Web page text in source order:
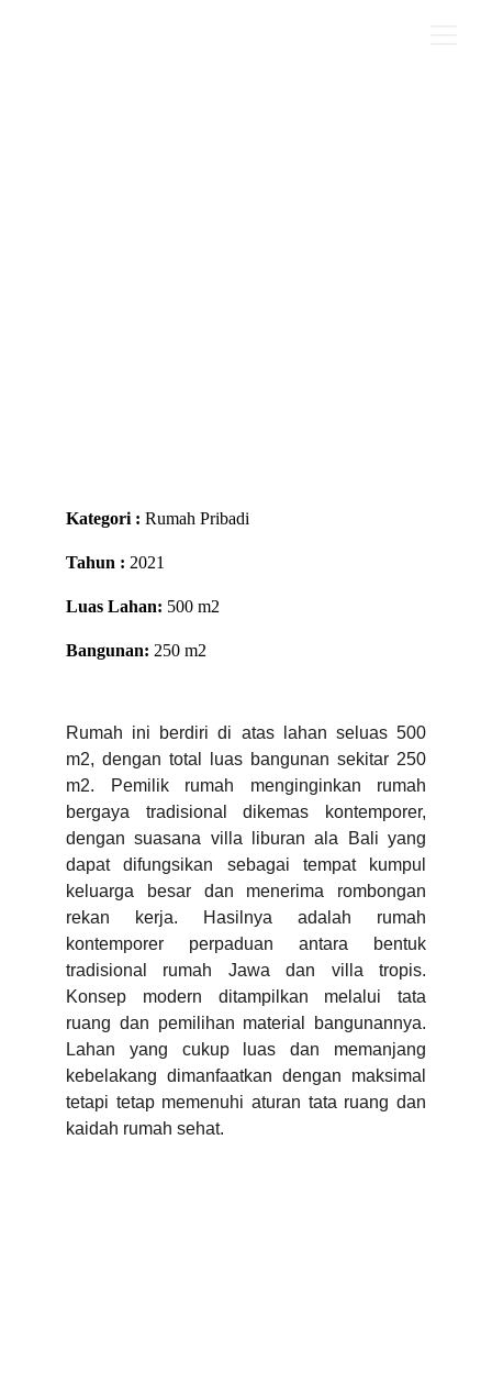
Kategori : Rumah Pribadi
Tahun : 2021
Luas Lahan: 500 m2
Bangunan: 250 m2
Rumah ini berdiri di atas lahan seluas 500
m2, dengan total luas bangunan sekitar 250
m2. Pemilik rumah menginginkan rumah
bergaya tradisional dikemas kontemporer,
dengan suasana villa liburan ala Bali yang
dapat difungsikan sebagai tempat kumpul
keluarga besar dan menerima rombongan
rekan kerja. Hasilnya adalah rumah
kontemporer perpaduan antara bentuk
tradisional rumah Jawa dan villa tropis.
Konsep modern ditampilkan melalui tata
ruang dan pemilihan material bangunannya.
Lahan yang cukup luas dan memanjang
kebelakang dimanfaatkan dengan maksimal
tetapi tetap memenuhi aturan tata ruang dan
kaidah rumah sehat.